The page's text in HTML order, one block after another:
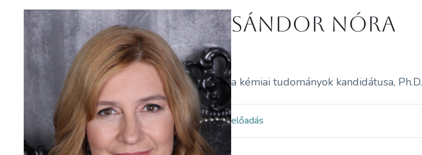
Sándor Nóra
a kémiai tudományok kandidátusa, Ph.D.
előadás